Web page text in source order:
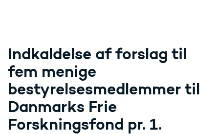
Indkaldelse af forslag til
fem menige
bestyrelsesmedlemmer til
Danmarks Frie
Forskningsfond pr. 1.